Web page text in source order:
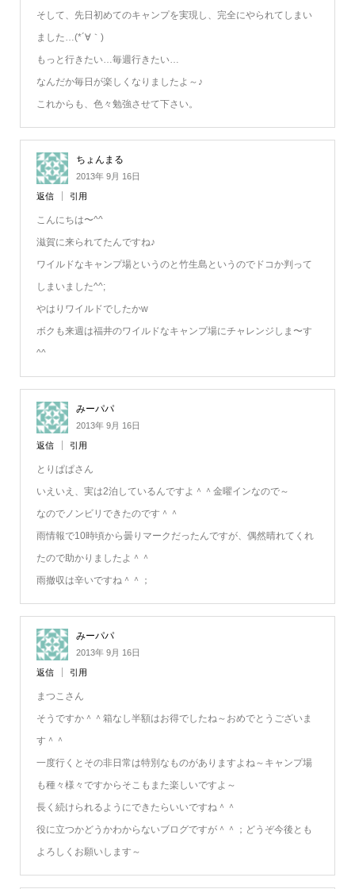
そして、先日初めてのキャンプを実現し、完全にやられてしまい
ました…(*´∀｀)
もっと行きたい…毎週行きたい…
なんだか毎日が楽しくなりましたよ～♪
これからも、色々勉強させて下さい。
ちょんまる
2013年 9月 16日
返信 引用
こんにちは〜^^
滋賀に来られてたんですね♪
ワイルドなキャンプ場というのと竹生島というのでドコか判って
しまいました^^;
やはりワイルドでしたかw
ボクも来週は福井のワイルドなキャンプ場にチャレンジしま〜す
^^
みーパパ
2013年 9月 16日
返信 引用
とりぱぱさん
いえいえ、実は2泊しているんですよ＾＾金曜インなので～
なのでノンビリできたのです＾＾
雨情報で10時頃から曇りマークだったんですが、偶然晴れてくれ
たので助かりましたよ＾＾
雨撤収は辛いですね＾＾；
みーパパ
2013年 9月 16日
返信 引用
まつこさん
そうですか＾＾箱なし半額はお得でしたね～おめでとうございま
す＾＾
一度行くとその非日常は特別なものがありますよね～キャンプ場
も種々様々ですからそこもまた楽しいですよ～
長く続けられるようにできたらいいですね＾＾
役に立つかどうかわからないブログですが＾＾；どうぞ今後とも
よろしくお願いします～